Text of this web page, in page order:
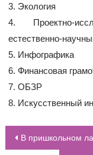
3. Экология
4. Проектно-
естественно-
5. Инфографика
6. Финансовая
7. ОБЗР
8. Искусственный
НАВИГАЦИЯ ПО
В пришкольном лагере «Территория